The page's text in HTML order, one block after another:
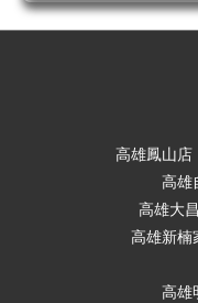
高雄鳳山店
高雄
高雄大
高雄新楠
高雄